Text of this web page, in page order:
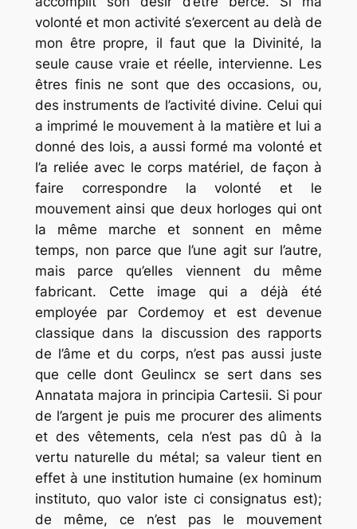
volonté et mon activité s’exercent au delà de
mon être propre, il faut que la Divinité, la
seule cause vraie et réelle, intervienne. Les
êtres finis ne sont que des occasions, ou,
des instruments de l’activité divine. Celui qui
a imprimé le mouvement à la matière et lui a
donné des lois, a aussi formé ma volonté et
l’a reliée avec le corps matériel, de façon à
faire correspondre la volonté et le
mouvement ainsi que deux horloges qui ont
la même marche et sonnent en même
temps, non parce que l’une agit sur l’autre,
mais parce qu’elles viennent du même
fabricant. Cette image qui a déjà été
employée par Cordemoy et est devenue
classique dans la discussion des rapports
de l’âme et du corps, n’est pas aussi juste
que celle dont Geulincx se sert dans ses
Annatata majora in principia Cartesii. Si pour
de l’argent je puis me procurer des aliments
et des vêtements, cela n’est pas dû à la
vertu naturelle du métal; sa valeur tient en
effet à une institution humaine (ex hominum
instituto, quo valor iste ci consignatus est);
de même, ce n’est pas le mouvement